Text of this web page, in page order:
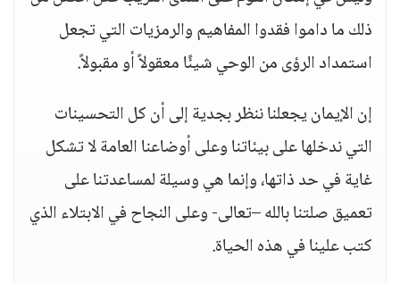
ذلك ما داموا فقدوا المفاهيم والرمزيات التي تجعل
استمداد الرؤى من الوحي شيئًا معقولاً أو مقبولاً.
إن الإيمان يجعلنا ننظر بجدية إلى أن كل التحسينات
التي ندخلها على بيئاتنا وعلى أوضاعنا العامة لا تشكل
غاية في حد ذاتها، وإنما هي وسيلة لمساعدتنا على
تعميق صلتنا بالله –تعالى- وعلى النجاح في الابتلاء الذي
كتب علينا في هذه الحياة.